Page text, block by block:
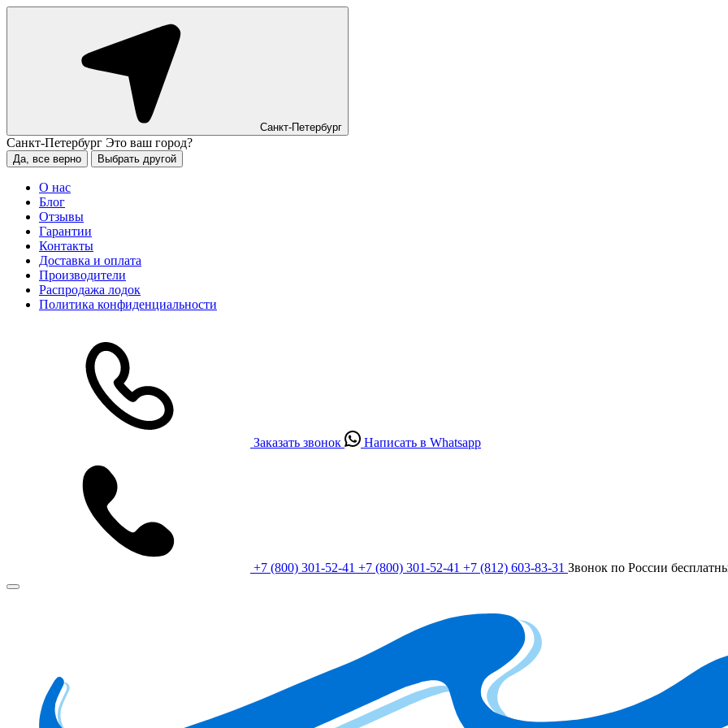
Санкт-Петербург
Санкт-Петербург Это ваш город?
Да, все верно Выбрать другой
О нас
Блог
Отзывы
Гарантии
Контакты
Доставка и оплата
Производители
Распродажа лодок
Политика конфиденциальности
Заказать звонок Написать в Whatsapp
+7 (800) 301-52-41 +7 (800) 301-52-41 +7 (812) 603-83-31 Звонок по России